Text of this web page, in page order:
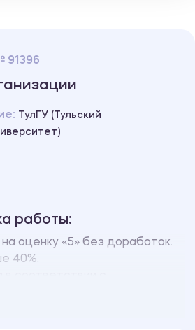
91396
ТулГУ (Тульский
работы:
оценку «5» без доработок.
40%.
учебного заведения.